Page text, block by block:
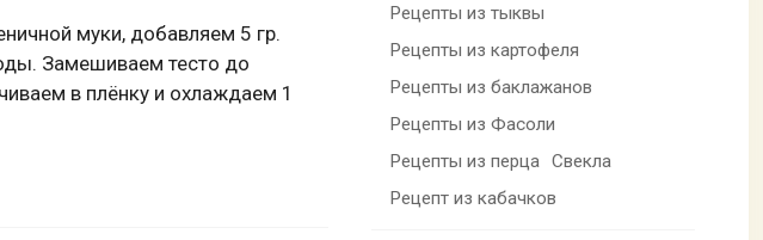
муки, добавляем 5 гр.
Замешиваем тесто до
в плёнку и охлаждаем 1
Рецепты из тыквы
Рецепты из картофеля
Рецепты из баклажанов
Рецепты из Фасоли
Рецепты из перца Свекла
Рецепт из кабачков